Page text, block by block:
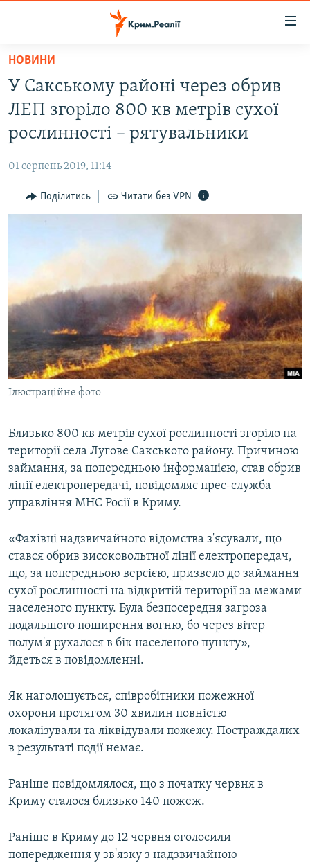
Перейти
основного
матеріалу
до
основної
навігації
Перейти
до
ВІДЕО ТА ФОТО
БЛОГИ
ПОГЛЯД
ІНТЕРВ'Ю
ВСЕ ЗА ДЕНЬ
ДЕПОРТАЦІЯ
ВІДЕОУРОКИ «ELIFBE»
СВІДЧЕННЯ ОКУПАЦІЇ
УКРАЇНСЬКА ПРОБЛЕМА КРИМУ
ІНФОГРАФІКА
ЯК ОБІЙТИ БЛОКУВАННЯ
Русский
Qırımtatar
ДОЛУЧАЙСЯ!
Усі сайти RFE/RL
НОВИНИ
У Сакському районі через обрив
ЛЕП згоріло 800 кв метрів сухої
рослинності – рятувальники
01 серпень 2019, 11:14
Поділитись Читати без VPN
Ілюстраційне фото
Близько 800 кв метрів сухої рослинності згоріло на
території села Лугове Сакського району. Причиною
займання, за попередньою інформацією, став обрив
лінії електропередачі, повідомляє прес-служба
управління МНС Росії в Криму.
«Фахівці надзвичайного відомства з'ясували, що
стався обрив високовольтної лінії електропередач,
що, за попередньою версією, призвело до займання
сухої рослинності на відкритій території за межами
населеного пункту. Була безпосередня загроза
подальшого поширення вогню, бо через вітер
полум'я рухалося в бік населеного пункту», –
йдеться в повідомленні.
Як наголошується, співробітники пожежної
охорони протягом 30 хвилин повністю
локалізували та ліквідували пожежу. Постраждалих
в результаті події немає.
Раніше повідомлялося, що з початку червня в
Криму сталося близько 140 пожеж.
Раніше в Криму до 12 червня оголосили
попередження у зв'язку з надзвичайною